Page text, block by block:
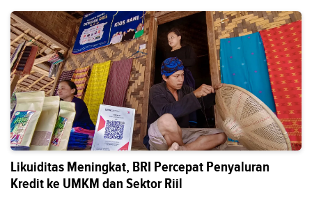
Likuiditas Meningkat, BRI Percepat Penyaluran
Kredit ke UMKM dan Sektor Riil